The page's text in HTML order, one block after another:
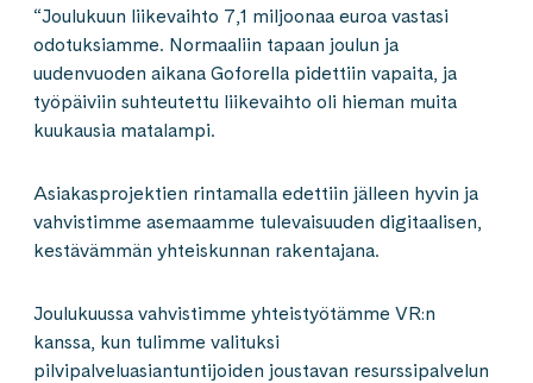
“Joulukuun liikevaihto 7,1 miljoonaa euroa vastasi
odotuksiamme. Normaaliin tapaan joulun ja
uudenvuoden aikana Goforella pidettiin vapaita, ja
työpäiviin suhteutettu liikevaihto oli hieman muita
kuukausia matalampi.
Asiakasprojektien rintamalla edettiin jälleen hyvin ja
vahvistimme asemaamme tulevaisuuden digitaalisen,
kestävämmän yhteiskunnan rakentajana.
Joulukuussa vahvistimme yhteistyötämme VR:n
kanssa, kun tulimme valituksi
pilvipalveluasiantuntijoiden joustavan resurssipalvelun